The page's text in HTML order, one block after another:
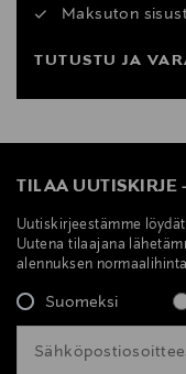
Maksuton
TUTUSTU JA
TILAA UUTISKIRJE
Uutiskirjeestämme
Uutena tilaajana
alennuksen
Suomeksi